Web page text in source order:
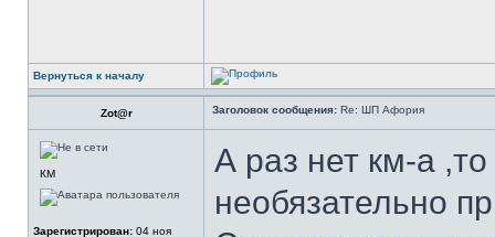
Вернуться к началу
Zot@r Заголовок сообщения: Re: ШП Афория
КМ
Зарегистрирован: 04 ноя
А раз нет км-а
необязательно